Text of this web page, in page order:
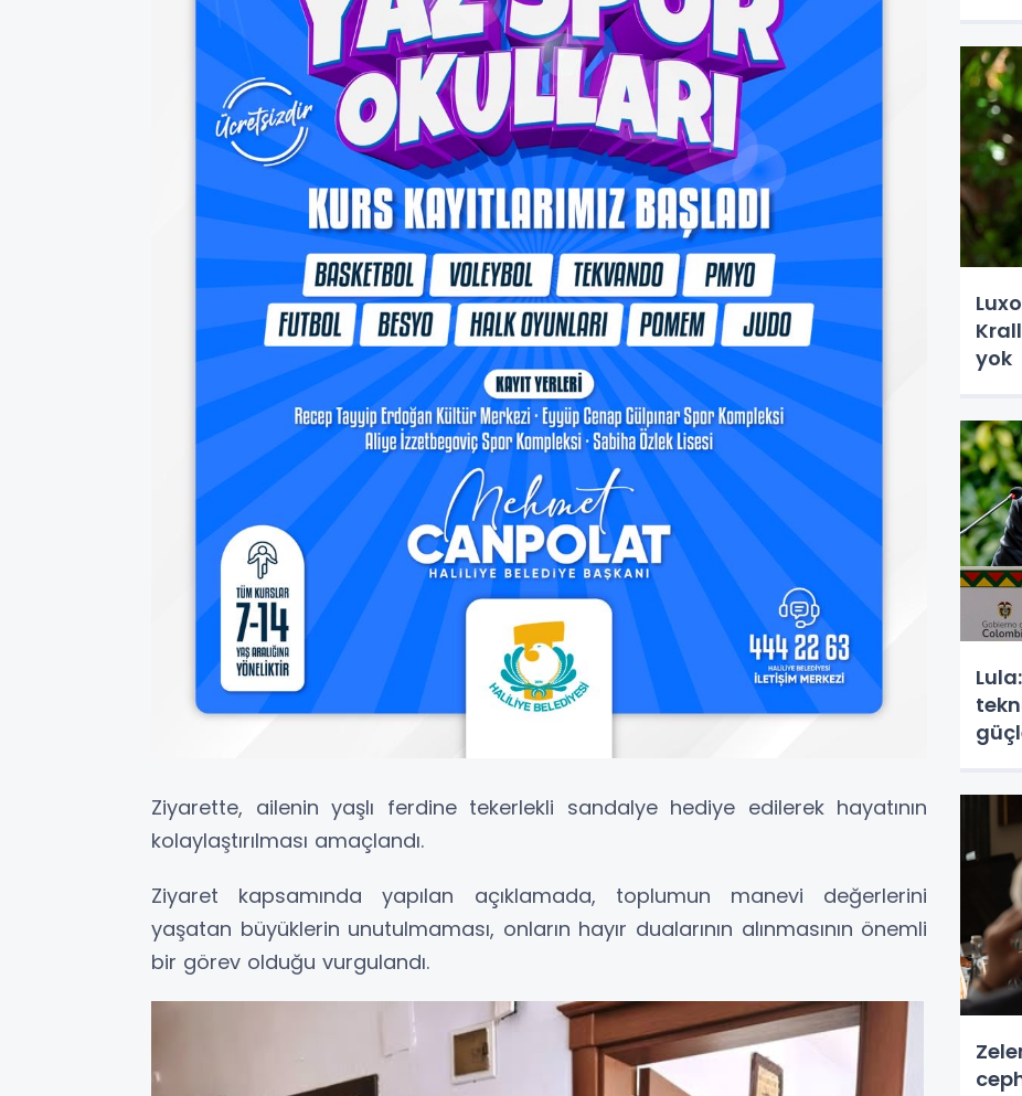
Ziyarette, ailenin yaşlı ferdine tekerlekli sandalye hediye edilerek hayatının
kolaylaştırılması amaçlandı.
Ziyaret kapsamında yapılan açıklamada, toplumun manevi değerlerini
yaşatan büyüklerin unutulmaması, onların hayır dualarının alınmasının önemli
bir görev olduğu vurgulandı.
yok